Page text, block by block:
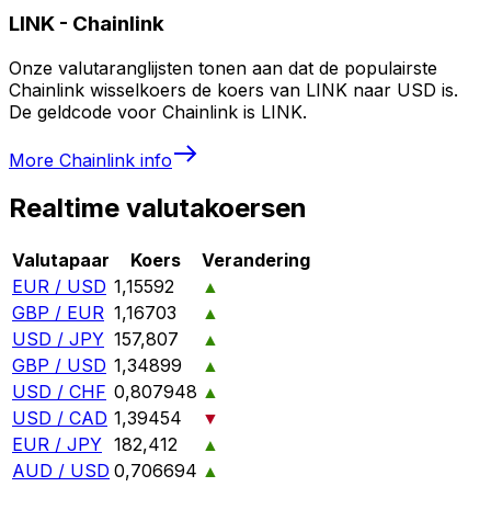
LINK - Chainlink
Onze valutaranglijsten tonen aan dat de populairste
Chainlink wisselkoers de koers van LINK naar USD is.
De geldcode voor Chainlink is LINK.
More Chainlink info
Realtime valutakoersen
Valutapaar Koers
Verandering
EUR / USD 1,15592
▲
GBP / EUR 1,16703
▲
USD / JPY 157,807
▲
GBP / USD 1,34899
▲
USD / CHF 0,807948 ▲
USD / CAD 1,39454
▼
EUR / JPY 182,412
▲
AUD / USD 0,706694 ▲